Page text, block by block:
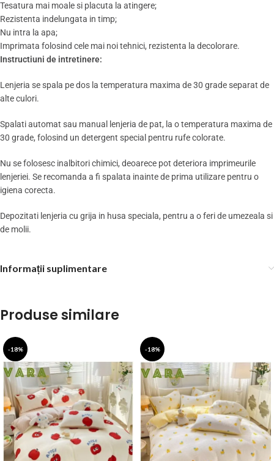
Tesatura mai moale si placuta la atingere;
Rezistenta indelungata in timp;
Nu intra la apa;
Imprimata folosind cele mai noi tehnici, rezistenta la decolorare.
Instructiuni de intretinere:
Lenjeria se spala pe dos la temperatura maxima de 30 grade separat de
alte culori.
Spalati automat sau manual lenjeria de pat, la o temperatura maxima de
30 grade, folosind un detergent special pentru rufe colorate.
Nu se folosesc inalbitori chimici, deoarece pot deteriora imprimeurile
lenjeriei. Se recomanda a fi spalata inainte de prima utilizare pentru o
igiena corecta.
Depozitati lenjeria cu grija in husa speciala, pentru a o feri de umezeala si
de molii.
Informații suplimentare
Produse similare
-18% -18%